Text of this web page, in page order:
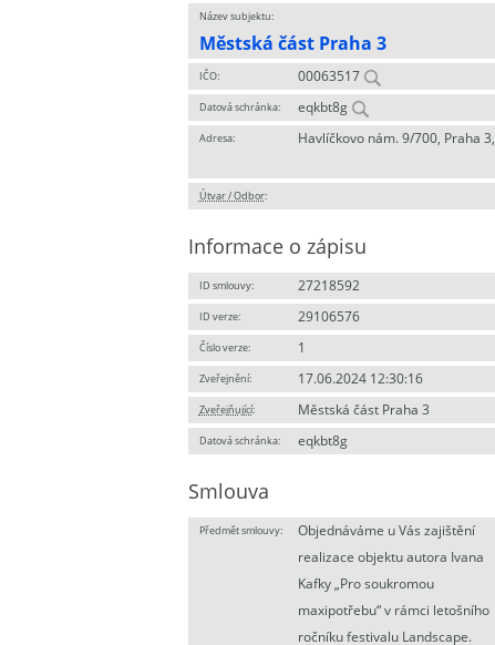
Název subjektu:
Městská část Praha 3
IČO: 00063517
Datová schránka: eqkbt8g
Adresa: Havlíčkovo nám. 9/700, Praha 3,
Útvar / Odbor:
Informace o zápisu
ID smlouvy: 27218592
ID verze: 29106576
Číslo verze: 1
Zveřejnění: 17.06.2024 12:30:16
Zveřejňující: Městská část Praha 3
Datová schránka: eqkbt8g
Smlouva
Předmět smlouvy:
Objednáváme u Vás zajištění
realizace objektu autora Ivana
Kafky „Pro soukromou
maxipotřebu“ v rámci letošního
ročníku festivalu Landscape.